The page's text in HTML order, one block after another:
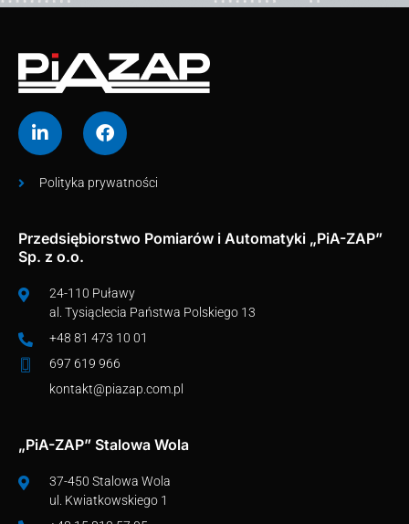
Polityka prywatności
Przedsiębiorstwo Pomiarów i Automatyki „PiA-ZAP”
Sp. z o.o.
24-110 Puławy
al. Tysiąclecia Państwa Polskiego 13
+48 81 473 10 01
697 619 966
kontakt@piazap.com.pl
„PiA-ZAP” Stalowa Wola
37-450 Stalowa Wola
ul. Kwiatkowskiego 1